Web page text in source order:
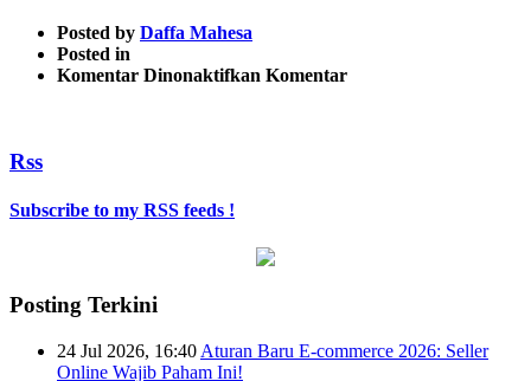
Posted by Daffa Mahesa
Posted in
Komentar Dinonaktifkan pada
Komentar
Rss
Subscribe to my RSS feeds !
Posting Terkini
24 Jul 2026, 16:40 Aturan Baru E-commerce 2026: Seller
Online Wajib Paham Ini!